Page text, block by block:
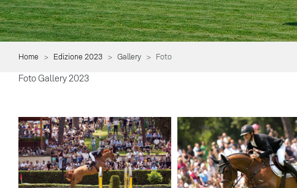
Home Edizione 2023 Gallery Foto
Foto Gallery 2023